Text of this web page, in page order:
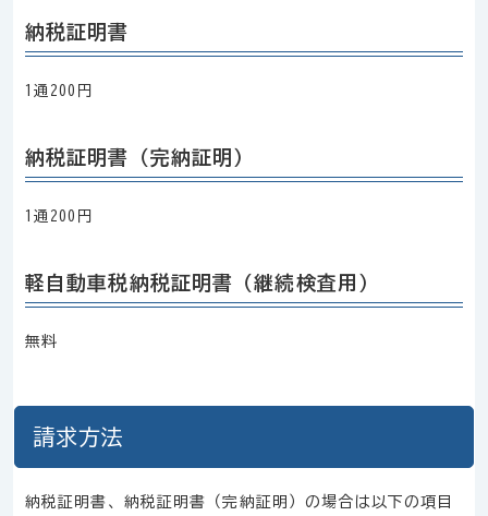
納税証明書
1通200円
納税証明書（完納証明）
1通200円
軽自動車税納税証明書（継続検査用）
無料
請求方法
納税証明書、納税証明書（完納証明）の場合は以下の項目